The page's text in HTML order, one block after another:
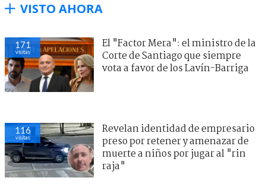
VISTO AHORA
171
visitas
El "Factor Mera": el ministro de la
Corte de Santiago que siempre
vota a favor de los Lavín-Barriga
116
visitas
Revelan identidad de empresario
preso por retener y amenazar de
muerte a niños por jugar al "rin
raja"